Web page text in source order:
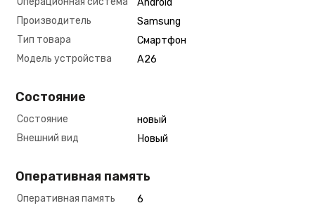
Android
Производитель
Samsung
Тип товара
Смартфон
Модель устройства
A26
Состояние
Состояние
новый
Внешний вид
Новый
Оперативная память
Оперативная память 6